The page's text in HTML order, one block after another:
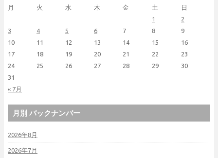
月
火 水 木 金 土 日
« 7月
1
2
3
4 5 6 7 8
9
10
11 12 13 14 15
16
17
18 19 20 21 22
23
24
25 26 27 28 29
30
31
月別 バックナンバー
2026年8月
2026年7月